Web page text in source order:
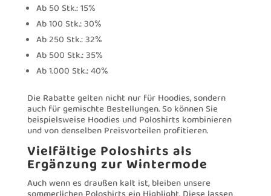
Ab 50 Stk.: 15%
Ab 100 Stk.: 30%
Ab 250 Stk.: 32%
Ab 500 Stk.: 35%
Ab 1.000 Stk.: 40%
Die Rabatte gelten nicht nur für Hoodies, sondern
auch für gemischte Bestellungen. So können Sie
beispielsweise Hoodies und Poloshirts kombinieren
und von denselben Preisvorteilen profitieren.
Vielfältige Poloshirts als
Ergänzung zur Wintermode
Auch wenn es draußen kalt ist, bleiben unsere